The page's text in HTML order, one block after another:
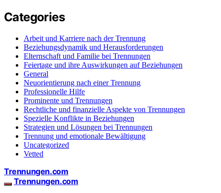
Categories
Arbeit und Karriere nach der Trennung
Beziehungsdynamik und Herausforderungen
Elternschaft und Familie bei Trennungen
Feiertage und ihre Auswirkungen auf Beziehungen
General
Neuorientierung nach einer Trennung
Professionelle Hilfe
Prominente und Trennungen
Rechtliche und finanzielle Aspekte von Trennungen
Spezielle Konflikte in Beziehungen
Strategien und Lösungen bei Trennungen
Trennung und emotionale Bewältigung
Uncategorized
Vetted
Trennungen.com
Trennungen.com